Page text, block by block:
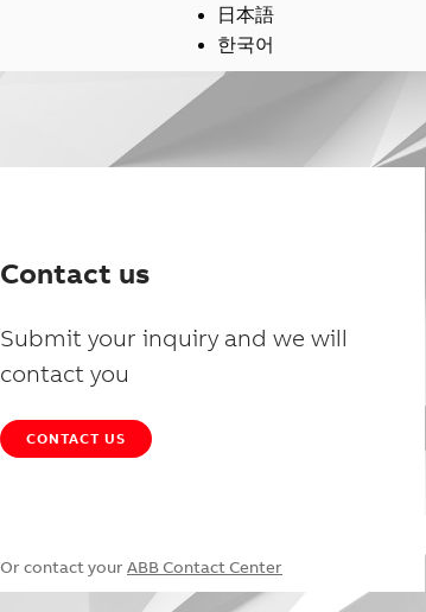
日本語
한국어
Contact us
Submit your inquiry and we will
contact you
CONTACT US
Or contact your ABB Contact Center